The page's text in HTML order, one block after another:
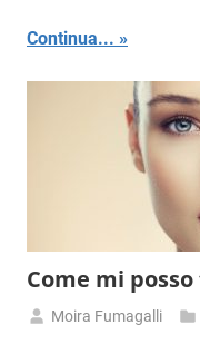
Continua...
Come mi
Moira Fumagalli